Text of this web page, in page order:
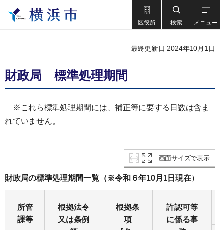
区役所 検索 メニュー
最終更新日 2024年10月1日
財政局 標準処理期間
※これら標準処理期間には、補正等に要する日数は含ま
れていません。
画面サイズで表示
財政局の標準処理期間一覧（※令和６年10月1日現在）
所管
課等
根拠法令
又は条例
根拠条
項
許認可等
に係る事